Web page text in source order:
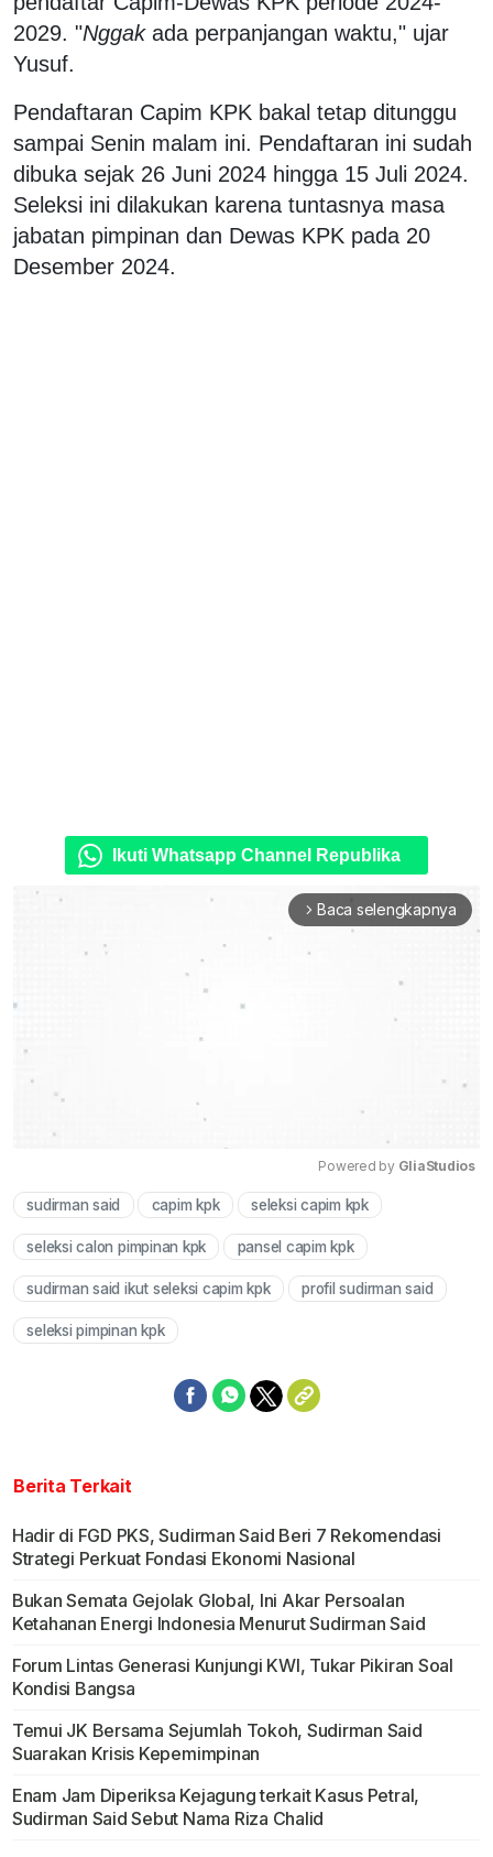
2029. "Nggakada perpanjangan waktu," ujar
Yusuf.
Pendaftaran Capim KPK bakal tetap ditunggu
sampai Senin malam ini. Pendaftaran ini sudah
dibuka sejak 26 Juni 2024 hingga 15 Juli 2024.
Seleksi ini dilakukan karena tuntasnya masa
jabatan pimpinan dan Dewas KPK pada 20
Desember 2024.
Ikuti Whatsapp Channel Republika
arrow_forward_ios Baca selengkapnya
Powered by GliaStudios
sudirman said capim kpk seleksi capim kpk
seleksi calon pimpinan kpk pansel capim kpk
sudirman said ikut seleksi capim kpk profil sudirman said
seleksi pimpinan kpk
Berita Terkait
Hadir di FGD PKS, Sudirman Said Beri 7 Rekomendasi
Strategi Perkuat Fondasi Ekonomi Nasional
Bukan Semata Gejolak Global, Ini Akar Persoalan
Ketahanan Energi Indonesia Menurut Sudirman Said
Forum Lintas Generasi Kunjungi KWI, Tukar Pikiran Soal
Kondisi Bangsa
Temui JK Bersama Sejumlah Tokoh, Sudirman Said
Suarakan Krisis Kepemimpinan
Enam Jam Diperiksa Kejagung terkait Kasus Petral,
Sudirman Said Sebut Nama Riza Chalid